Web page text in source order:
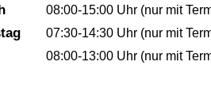
08:00-15:00 Uhr (nur mit
07:30-14:30 Uhr (nur mit
08:00-13:00 Uhr (nur mit